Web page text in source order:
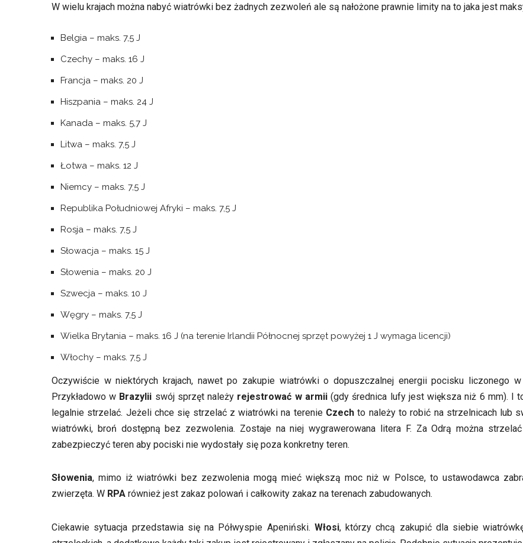
W wielu krajach można nabyć wiatrówki bez żadnych zezwoleń ale są nałożone prawnie limity na to jaka jest
Belgia – maks. 7,5 J
Czechy – maks. 16 J
Francja – maks. 20 J
Hiszpania – maks. 24 J
Kanada – maks. 5,7 J
Litwa – maks. 7,5 J
Łotwa – maks. 12 J
Niemcy – maks. 7,5 J
Republika Południowej Afryki – maks. 7,5 J
Rosja – maks. 7,5 J
Słowacja – maks. 15 J
Słowenia – maks. 20 J
Szwecja – maks. 10 J
Węgry – maks. 7,5 J
Wielka Brytania – maks. 16 J (na terenie Irlandii Północnej sprzęt powyżej 1 J wymaga licencji)
Włochy – maks. 7,5 J
Oczywiście w niektórych krajach, nawet po zakupie wiatrówki o dopuszczalnej energii pocisku liczonego
Przykładowo w Brazylii swój sprzęt należy rejestrować w armii(gdy średnica lufy jest większa niż 6 mm). I
legalnie strzelać. Jeżeli chce się strzelać z wiatrówki na terenie Czech to należy to robić na strzelnicach lub
wiatrówki, broń dostępną bez zezwolenia. Zostaje na niej wygrawerowana litera F. Za Odrą można
zabezpieczyć teren aby pociski nie wydostały się poza konkretny teren.
Słowenia, mimo iż wiatrówki bez zezwolenia mogą mieć większą moc niż w Polsce, to ustawodawca
zwierzęta. W RPA również jest zakaz polowań i całkowity zakaz na terenach zabudowanych.
Ciekawie sytuacja przedstawia się na Półwyspie Apeniński. Włosi, którzy chcą zakupić dla siebie